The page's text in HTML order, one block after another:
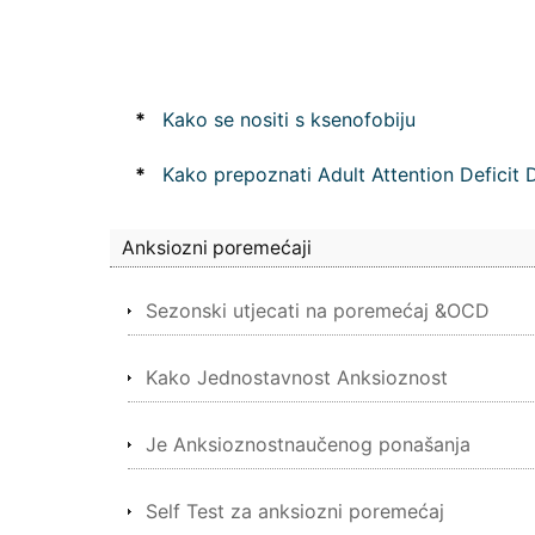
* Kako se nositi s ksenofobiju
* Kako prepoznati Adult Attention Deficit
Anksiozni poremećaji
Sezonski utjecati na poremećaj &OCD
Kako Jednostavnost Anksioznost
Je Anksioznostnaučenog ponašanja
Self Test za anksiozni poremećaj